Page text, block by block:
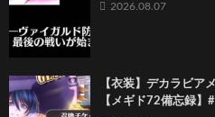
2026.08.07
【衣装】デカラビア
【メギド72備忘録】